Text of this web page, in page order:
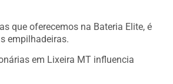
que oferecemos na Bateria Elite, é
empilhadeiras.
em Lixeira MT influencia